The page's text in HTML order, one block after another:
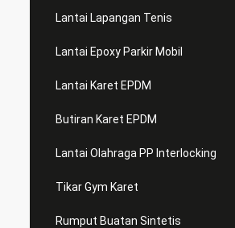
Lantai Lapangan Tenis
Lantai Epoxy Parkir Mobil
Lantai Karet EPDM
Butiran Karet EPDM
Lantai Olahraga PP Interlocking
Tikar Gym Karet
Rumput Buatan Sintetis